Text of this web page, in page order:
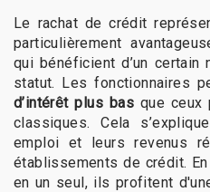
Le rachat de crédit
particulièrement
qui bénéficient d’un certain
statut. Les fonctionnaires
d’intérêt plus bas que ceux
classiques. Cela
emploi et leurs revenus
établissements de crédit.
en un seul, ils profitent